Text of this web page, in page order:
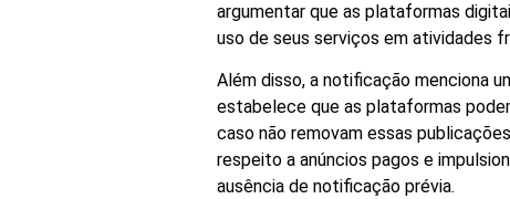
argumentar que as plataformas
uso de seus serviços em atividades
Além disso, a notificação menciona
estabelece que as plataformas
caso não removam essas
respeito a anúncios pagos e
ausência de notificação prévia.